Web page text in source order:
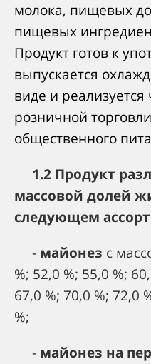
молока, пищевых
пищевых
Продукт готов к
выпускается
виде и
розничной
общественного
1.2 Продукт
массовой долей
следующем
- майонез с
%; 52,0 %; 55,0 %;
67,0 %; 70,0 %; 72,0
%;
- майонез на